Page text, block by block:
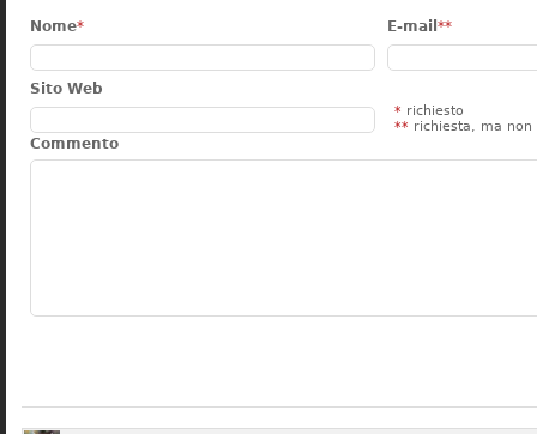
Nome* E-mail **
Sito Web
* richiesto
** richiesta, ma non
Commento